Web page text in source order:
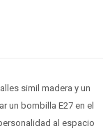
simil madera y un
un bombilla E27 en el
al espacio